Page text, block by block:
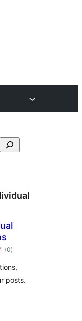
(0total
de
)
posts.